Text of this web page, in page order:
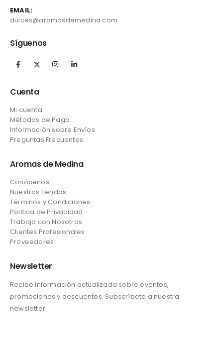
EMAIL:
dulces@aromasdemedina.com
Síguenos
Cuenta
Mi cuenta
Métodos de Pago
Información sobre Envíos
Preguntas Frecuentes
Aromas de Medina
Conócenos
Nuestras tiendas
Términos y Condiciones
Política de Privacidad
Trabaja con Nosotros
Clientes Profesionales
Proveedores
Newsletter
Recibe información actualizada sobre eventos,
promociones y descuentos. Subscríbete a nuestra
newsletter.